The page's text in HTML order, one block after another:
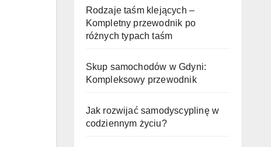
Rodzaje taśm klejących –
Kompletny przewodnik po
różnych typach taśm
Skup samochodów w Gdyni:
Kompleksowy przewodnik
Jak rozwijać samodyscyplinę w
codziennym życiu?